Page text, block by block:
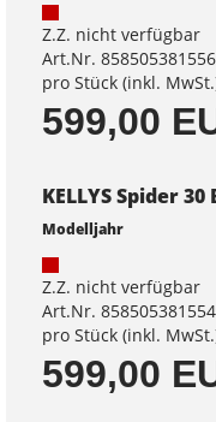
Z.Z. nicht verfügbar
Art.Nr.
pro Stück (inkl.
599,00
KELLYS Spider 30
Modelljahr
Z.Z. nicht verfügbar
Art.Nr.
pro Stück (inkl.
599,00